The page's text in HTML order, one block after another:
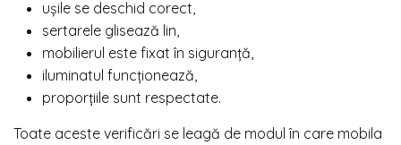
ușile se deschid corect,
sertarele glisează lin,
mobilierul este fixat în siguranță,
iluminatul funcționează,
proporțiile sunt respectate.
Toate aceste verificări se leagă de modul în care mobila